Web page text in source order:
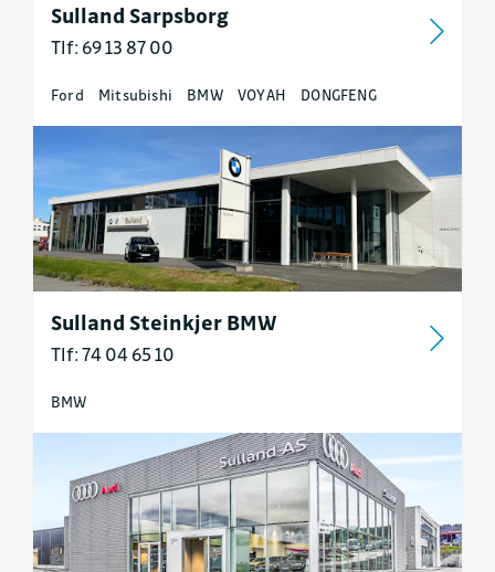
Sulland Sarpsborg
Tlf: 69 13 87 00
Ford Mitsubishi BMW VOYAH DONGFENG
Sulland Steinkjer BMW
Tlf: 74 04 65 10
BMW